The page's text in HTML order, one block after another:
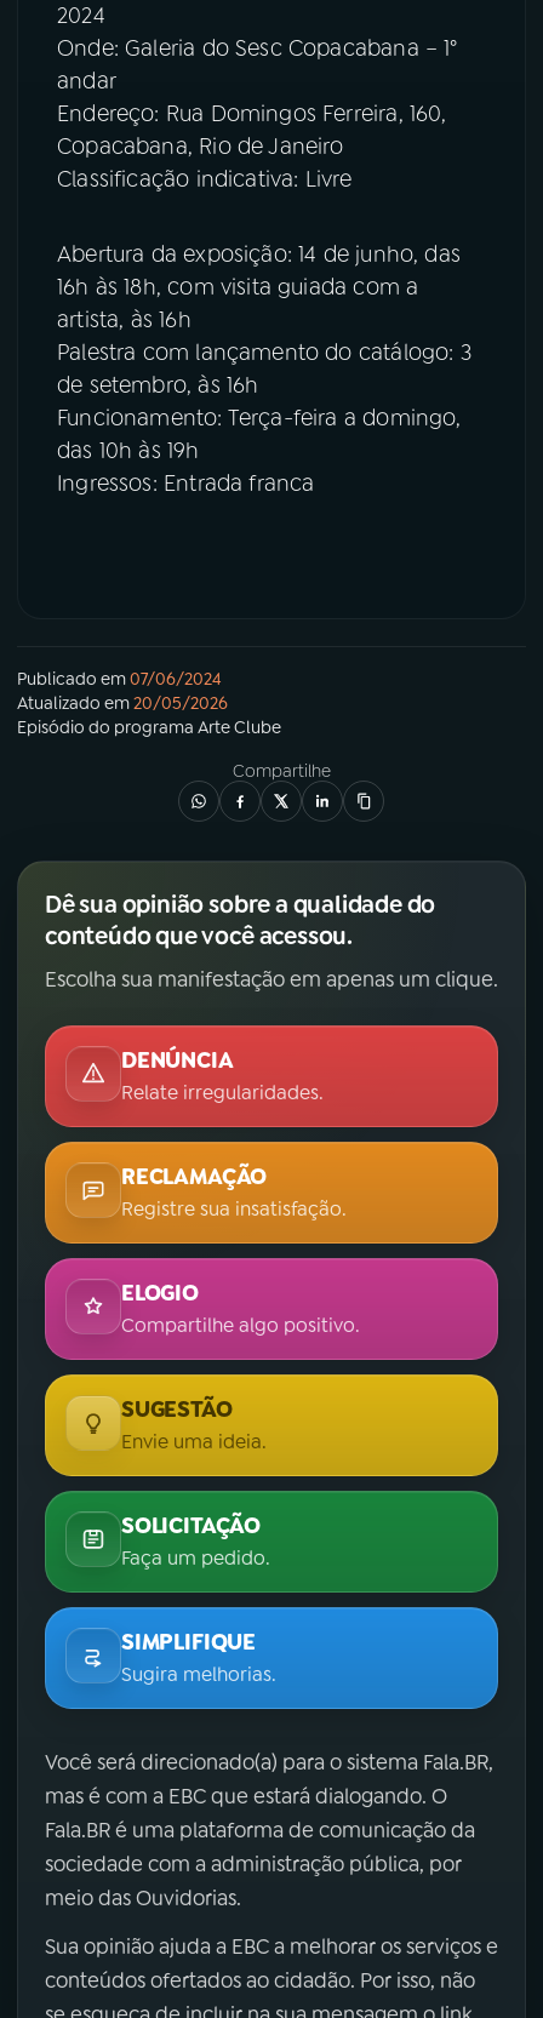
2024
Onde: Galeria do Sesc Copacabana – 1°
andar
Endereço: Rua Domingos Ferreira, 160,
Copacabana, Rio de Janeiro
Classificação indicativa: Livre
Abertura da exposição: 14 de junho, das
16h às 18h, com visita guiada com a
artista, às 16h
Palestra com lançamento do catálogo: 3
de setembro, às 16h
Funcionamento: Terça-feira a domingo,
das 10h às 19h
Ingressos: Entrada franca
Publicado em07/06/2024
Atualizado em20/05/2026
Episódio do programa Arte Clube
Compartilhe
Dê sua opinião sobre a qualidade do
conteúdo que você acessou.
Escolha sua manifestação em apenas um clique.
DENÚNCIA
Relate irregularidades.
RECLAMAÇÃO
Registre sua insatisfação.
ELOGIO
Compartilhe algo positivo.
SUGESTÃO
Envie uma ideia.
SOLICITAÇÃO
Faça um pedido.
SIMPLIFIQUE
Sugira melhorias.
Você será direcionado(a) para o sistema Fala.BR,
mas é com a EBC que estará dialogando. O
Fala.BR é uma plataforma de comunicação da
sociedade com a administração pública, por
meio das Ouvidorias.
Sua opinião ajuda a EBC a melhorar os serviços e
conteúdos ofertados ao cidadão. Por isso, não